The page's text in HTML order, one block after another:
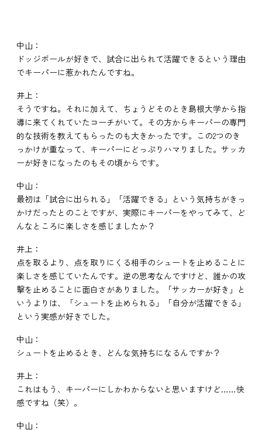
中山：
ドッジボールが好きで、試合に出られて活躍できるという理由
でキーパーに惹かれたんですね。
井上：
そうですね。それに加えて、ちょうどそのとき島根大学から指
導に来てくれていたコーチがいて。その方からキーパーの専門
的な技術を教えてもらったのも大きかったです。この2つのき
っかけが重なって、キーパーにどっぷりハマりました。サッカ
ーが好きになったのもその頃からです。
中山：
最初は「試合に出られる」「活躍できる」という気持ちがきっ
かけだったとのことですが、実際にキーパーをやってみて、ど
んなところに楽しさを感じましたか？
井上：
点を取るより、点を取りにくる相手のシュートを止めることに
楽しさを感じていたんです。逆の思考なんですけど、誰かの攻
撃を止めることに面白さがありました。「サッカーが好き」と
いうよりは、「シュートを止められる」「自分が活躍できる」
という実感が好きでした。
中山：
シュートを止めるとき、どんな気持ちになるんですか？
井上：
これはもう、キーパーにしかわからないと思いますけど……快
感ですね（笑）。
中山：